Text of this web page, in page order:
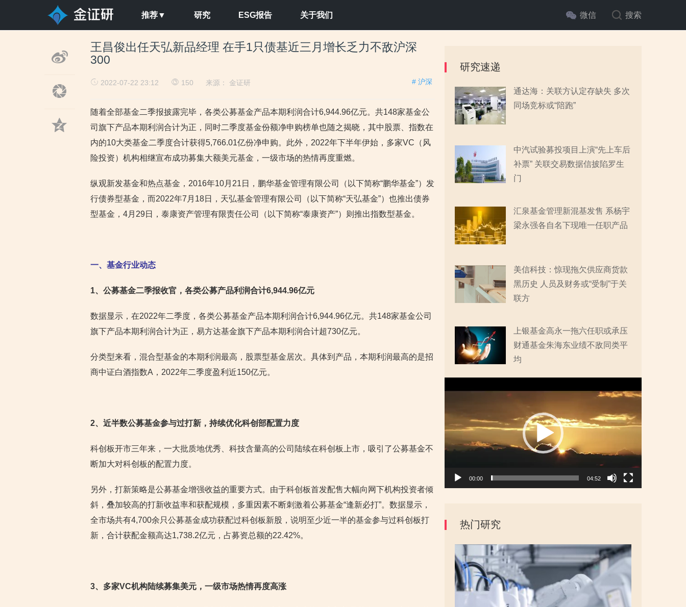
推荐▼ 研究 ESG报告 关于我们 微信 搜索
王昌俊出任天弘新品经理 在手1只债基近三月增长乏力不敌沪深
300
# 沪深
2022-07-22 23:12 150 来源： 金证研
随着全部基金二季报披露完毕，各类公募基金产品本期利润合计6,944.96亿元。共148家基金公
司旗下产品本期利润合计为正，同时二季度基金份额净申购榜单也随之揭晓，其中股票、指数在
内的10大类基金二季度合计获得5,766.01亿份净申购。此外，2022年下半年伊始，多家VC（风
险投资）机构相继宣布成功募集大额美元基金，一级市场的热情再度重燃。
纵观新发基金和热点基金，2016年10月21日，鹏华基金管理有限公司（以下简称“鹏华基金”）发
行债券型基金，而2022年7月18日，天弘基金管理有限公司（以下简称“天弘基金”）也推出债券
型基金，4月29日，泰康资产管理有限责任公司（以下简称“泰康资产”）则推出指数型基金。
一、基金行业动态
1、公募基金二季报收官，各类公募产品利润合计6,944.96亿元
数据显示，在2022年二季度，各类公募基金产品本期利润合计6,944.96亿元。共148家基金公司
旗下产品本期利润合计为正，易方达基金旗下产品本期利润合计超730亿元。
分类型来看，混合型基金的本期利润最高，股票型基金居次。具体到产品，本期利润最高的是招
商中证白酒指数A，2022年二季度盈利近150亿元。
2、近半数公募基金参与过打新，持续优化科创部配置力度
科创板开市三年来，一大批质地优秀、科技含量高的公司陆续在科创板上市，吸引了公募基金不
断加大对科创板的配置力度。
另外，打新策略是公募基金增强收益的重要方式。由于科创板首发配售大幅向网下机构投资者倾
斜，叠加较高的打新收益率和获配规模，多重因素不断刺激着公募基金“逢新必打”。数据显示，
全市场共有4,700余只公募基金成功获配过科创板新股，说明至少近一半的基金参与过科创板打
新，合计获配金额高达1,738.2亿元，占募资总额的22.42%。
3、多家VC机构陆续募集美元，一级市场热情再度高涨
研究速递
通达海：关联方认定存缺失 多次
同场竞标或“陪跑”
中汽试验募投项目上演“先上车后
补票” 关联交易数据信披陷罗生
门
汇泉基金管理新混基发售 系杨宇
梁永强各自名下现唯一任职产品
美信科技：惊现拖欠供应商货款
黑历史 人员及财务或“受制”于关
联方
上银基金高永一拖六任职或承压
财通基金朱海东业绩不敌同类平
均
频
放
器
00:00 04:52
热门研究